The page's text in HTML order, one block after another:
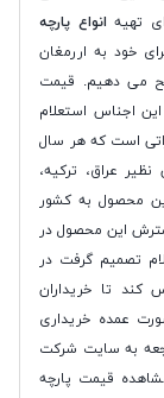
تهیه انواع پارچه
خود به اررمغان
می دهیم. قیمت
اجناس استعلام
است که هر سال
عراق، ترکیه،
محصول به کشور
این محصول در
تصمیم گرفت در
تا خریداران
عمده خریداری
به سایت شرکت
قیمت پارچه